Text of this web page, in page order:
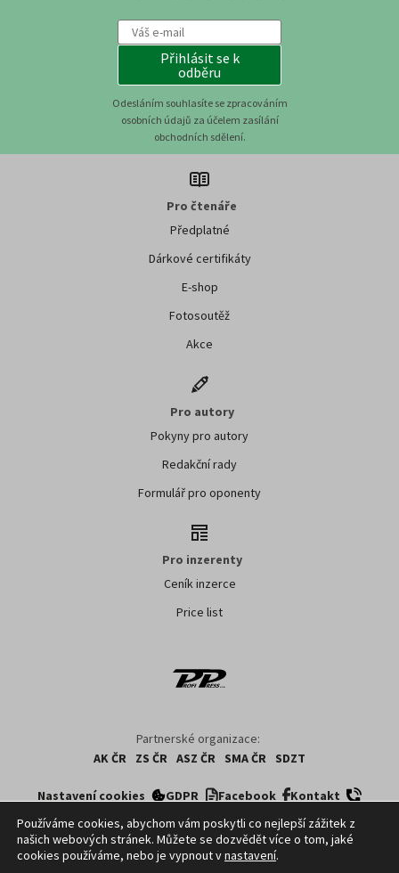
Přihlásit se k
odběru
Odesláním souhlasíte se zpracováním
osobních údajů za účelem zasílání
obchodních sdělení.
Pro čtenáře
Předplatné
Dárkové certifikáty
E-shop
Fotosoutěž
Akce
Pro autory
Pokyny pro autory
Redakční rady
Formulář pro oponenty
Pro inzerenty
Ceník inzerce
Price list
Partnerské organizace:
AK ČR
ZS ČR ASZ ČR SMA ČR SDZT
Nastavení cookies GDPR Facebook Kontakt
Copyright ©2026 ČTK. Profi Press, s.r.o. využívá zpravodajství z databází ČTK,
jejichž obsah je chráněn autorským zákonem. Přepis, šíření či další
Používáme cookies, abychom vám poskytli co nejlepší zážitek z
našich webových stránek. Můžete se dozvědět více o tom, jaké
cookies používáme, nebo je vypnout vnastavení.